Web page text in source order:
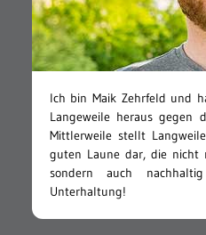
Ich bin Maik Zehrfeld und
Langeweile heraus gegen
Mittlerweile stellt
guten Laune dar, die nicht
sondern auch
Unterhaltung!